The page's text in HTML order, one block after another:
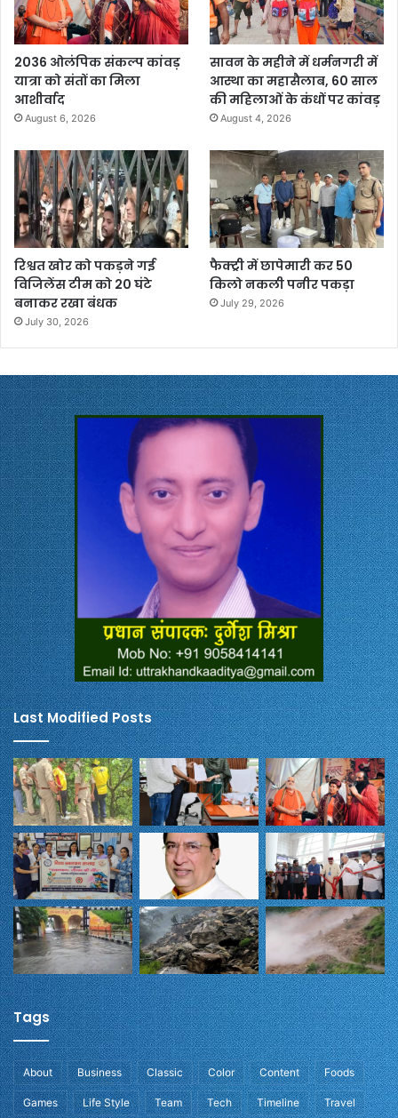
2036 ओलंपिक संकल्प कांवड़
यात्रा को संतों का मिला
आशीर्वाद
August 6, 2026
सावन के महीने में धर्मनगरी में
आस्था का महासैलाब, 60 साल
की महिलाओं के कंधों पर कांवड़
August 4, 2026
रिश्वत खोर को पकड़ने गई
विजिलेंस टीम को 20 घंटे
बनाकर रखा बंधक
July 30, 2026
फैक्ट्री में छापेमारी कर 50
किलो नकली पनीर पकड़ा
July 29, 2026
Last Modified Posts
Tags
About Business Classic Color Content Foods
Games Life Style Team Tech Timeline Travel